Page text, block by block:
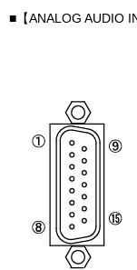
■【ANALOG AUDIO